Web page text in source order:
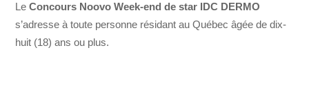
LeConcours Noovo Week-end de star IDC DERMO
s’adresse à toute personne résidant au Québec âgée de dix-
huit (18) ans ou plus.